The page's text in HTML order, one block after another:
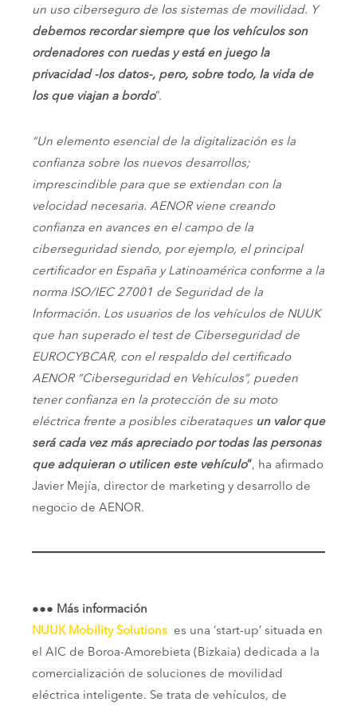
un uso ciberseguro de los sistemas de movilidad. Y
debemos recordar siempre que los vehículos son
ordenadores con ruedas y está en juego la
privacidad -los datos-, pero, sobre todo, la vida de
los que viajan a bordo”.
“Un elemento esencial de la digitalización es la
confianza sobre los nuevos desarrollos;
imprescindible para que se extiendan con la
velocidad necesaria. AENOR viene creando
confianza en avances en el campo de la
ciberseguridad siendo, por ejemplo, el principal
certificador en España y Latinoamérica conforme a la
norma ISO/IEC 27001 de Seguridad de la
Información. Los usuarios de los vehículos de NUUK
que han superado el test de Ciberseguridad de
EUROCYBCAR, con el respaldo del certificado
AENOR “Ciberseguridad en Vehículos”, pueden
tener confianza en la protección de su moto
eléctrica frente a posibles ciberataques un valor que
será cada vez más apreciado por todas las personas
que adquieran o utilicen este vehículo”, ha afirmado
Javier Mejía, director de marketing y desarrollo de
negocio de AENOR.
●●● Más información
NUUK Mobility Solutions es una ‘start-up’ situada en
el AIC de Boroa-Amorebieta (Bizkaia) dedicada a la
comercialización de soluciones de movilidad
eléctrica inteligente. Se trata de vehículos, de